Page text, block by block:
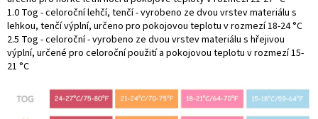
1.0 Tog - celoroční lehčí, tenčí - vyrobeno ze dvou vrstev materiálu s
lehkou, tenčí výplní, určeno pro pokojovou teplotu v rozmezí 18-24 °C
2.5 Tog - celoroční - vyrobeno ze dvou vrstev materiálu s hřejivou
výplní, určené pro celoroční použití a pokojovou teplotu v rozmezí 15-
21 °C